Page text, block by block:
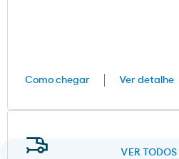
VER TODOS
Como chegar Ver detalhe